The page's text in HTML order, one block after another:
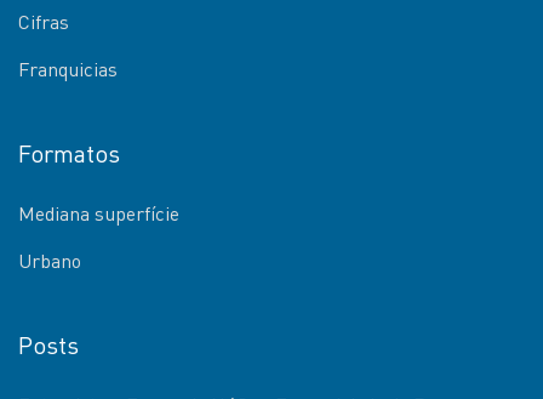
Cifras
Franquicias
Formatos
Mediana superfície
Urbano
Posts